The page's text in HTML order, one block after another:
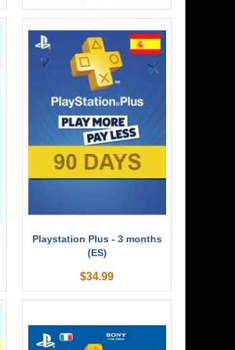
Playstation Plus - 3 months
(ES)
$34.99